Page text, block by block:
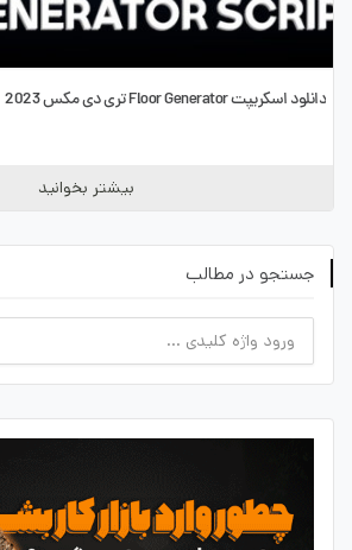
دانلود اسکریپت Floor Generator تری دی مکس 2023
بیشتر بخوانید
جستجو در مطالب